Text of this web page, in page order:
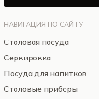
НАВИГАЦИЯ ПО САЙТУ
Столовая посуда
Сервировка
Посуда для напитков
Столовые приборы